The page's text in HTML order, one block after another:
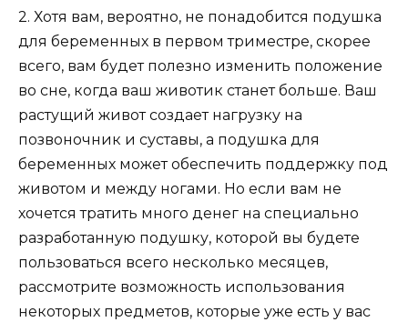
2. Хотя вам, вероятно, не понадобится подушка
для беременных в первом триместре, скорее
всего, вам будет полезно изменить положение
во сне, когда ваш животик станет больше. Ваш
растущий живот создает нагрузку на
позвоночник и суставы, а подушка для
беременных может обеспечить поддержку под
животом и между ногами. Но если вам не
хочется тратить много денег на специально
разработанную подушку, которой вы будете
пользоваться всего несколько месяцев,
рассмотрите возможность использования
некоторых предметов, которые уже есть у вас